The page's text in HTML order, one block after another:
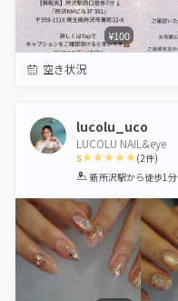
¥100
空き状況
lucolu_uco
LUCOLU NAIL&eye
5
1 2 3 4 5
(2件)
新所沢駅から徒歩1分